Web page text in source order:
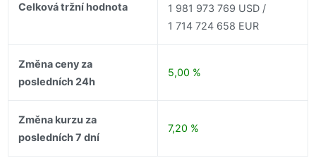
Celková tržní hodnota
1 981 973 769 USD /
1 714 724 658 EUR
Změna ceny za
posledních 24h
5,00 %
Změna kurzu za
posledních 7 dní
7,20 %